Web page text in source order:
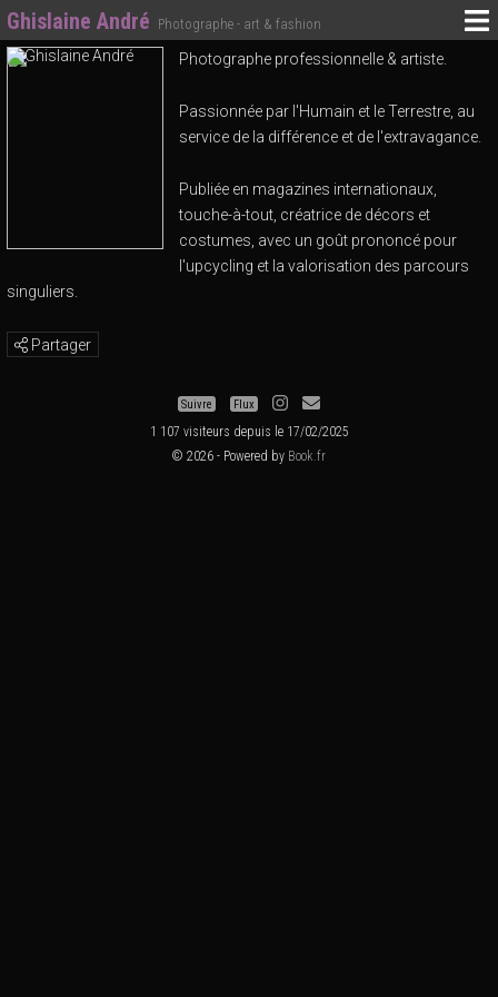
Ghislaine André Photographe - art & fashion
Photographe professionnelle & artiste.
Passionnée par l'Humain et le Terrestre, au
service de la différence et de l'extravagance.
Publiée en magazines internationaux,
touche-à-tout, créatrice de décors et
costumes, avec un goût prononcé pour
l'upcycling et la valorisation des parcours
singuliers.
Partager
Suivre Flux
1 107 visiteurs depuis le 17/02/2025
© 2026 - Powered by Book.fr